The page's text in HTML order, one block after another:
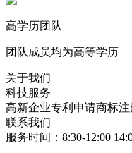
高学历团队
团队成员均为高等学历
关于我们
科技服务
高新企业专利申请商标注
联系我们
服务时间：8:30-12:00